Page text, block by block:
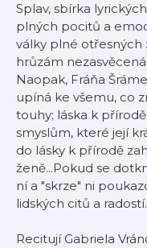
Splav, sbírka
plných pocitů a
války plné otřesných
hrůzám nezasvěcená.
Naopak, Fráňa
upíná ke všemu, co
touhy; láska k
smyslům, které její
do lásky k přírodě
ženě...Pokud se
ní a "skrze" ni
lidských citů a
Recitují Gabriela